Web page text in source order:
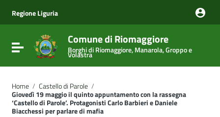
Vai al menu di navigazione
Vai al footer
Regione Liguria
Attiva / disattiva la navigazione
Comune di Riomaggiore
Borghi di Riomaggiore, Manarola, Groppo e
Volastra
Home / Castello di Parole /
Giovedì 19 maggio il quinto appuntamento con la rassegna
‘Castello di Parole’. Protagonisti Carlo Barbieri e Daniele
Biacchessi per parlare di mafia